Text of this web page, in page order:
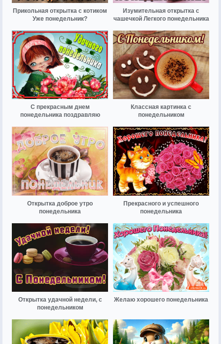
Прикольная открытка с котиком
Уже понедельник?
Изумительная открытка с
чашечкой Легкого понедельника
С прекрасным днем
понедельника поздравляю
Классная картинка с
понедельником
Открытка доброе утро
понедельника
Прекрасного и успешного
понедельника
Открытка удачной недели, с
понедельником
Желаю хорошего понедельника